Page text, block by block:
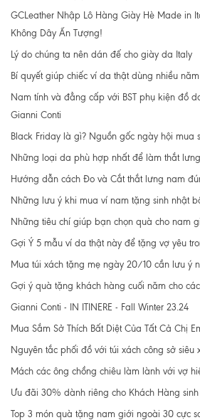
GCLeather Nhập Lô Hàng Giày Hè Made in
Không Dây Ấn Tượng!
Lý do chúng ta nên dán đế cho giày da Italy
Bí quyết giúp chiếc ví da thật dùng nhiều
Nam tính và đẳng cấp với BST phụ kiện đồ
Gianni Conti
Black Friday là gì? Nguồn gốc ngày hội mua
Những loại da phù hợp nhất để làm thắt lưng
Hướng dẫn cách Đo và Cắt thắt lưng nam
Những lưu ý khi mua ví nam tặng sinh nhật
Những tiêu chí giúp bạn chọn quà cho nam
Gợi Ý 5 mẫu ví da thật này để tặng vợ yêu
Mua túi xách tặng mẹ ngày 20/10 cần lưu ý
Gợi ý quà tặng khách hàng cuối năm cho
Gianni Conti - IN ITINERE - Fall Winter 23.24
Mua Sắm Sở Thích Bất Diệt Của Tất Cả Chị
Nguyên tắc phối đồ với túi xách công sở siêu
Mách các ông chồng chiêu làm lành với vợ
Ưu đãi 30% dành riêng cho Khách Hàng
Top 3 món quà tặng nam giới ngoài 30 cực